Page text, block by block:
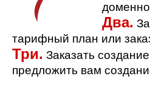
Два.
тарифный план или
Три. Заказать
предложить вам